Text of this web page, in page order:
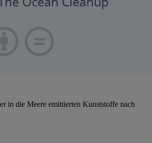
in die Meere emittierten Kunststoffe nach